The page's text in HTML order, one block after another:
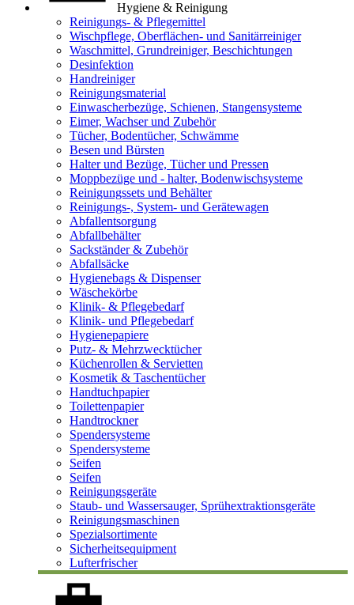
Hygiene & Reinigung
Reinigungs- & Pflegemittel
Wischpflege, Oberflächen- und Sanitärreiniger
Waschmittel, Grundreiniger, Beschichtungen
Desinfektion
Handreiniger
Reinigungsmaterial
Einwascherbezüge, Schienen, Stangensysteme
Eimer, Wachser und Zubehör
Tücher, Bodentücher, Schwämme
Besen und Bürsten
Halter und Bezüge, Tücher und Pressen
Moppbezüge und - halter, Bodenwischsysteme
Reinigungssets und Behälter
Reinigungs-, System- und Gerätewagen
Abfallentsorgung
Abfallbehälter
Sackständer & Zubehör
Abfallsäcke
Hygienebags & Dispenser
Wäschekörbe
Klinik- & Pflegebedarf
Klinik- und Pflegebedarf
Hygienepapiere
Putz- & Mehrzwecktücher
Küchenrollen & Servietten
Kosmetik & Taschentücher
Handtuchpapier
Toilettenpapier
Handtrockner
Spendersysteme
Spendersysteme
Seifen
Seifen
Reinigungsgeräte
Staub- und Wassersauger, Sprühextraktionsgeräte
Reinigungsmaschinen
Spezialsortimente
Sicherheitsequipment
Lufterfrischer